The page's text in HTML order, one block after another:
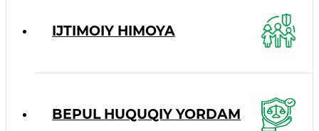
IJTIMOIY HIMOYA
BEPUL HUQUQIY YORDAM